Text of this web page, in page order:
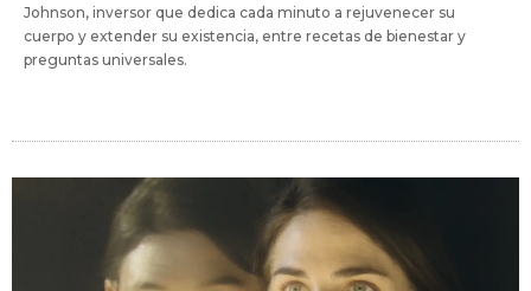
Johnson, inversor que dedica cada minuto a rejuvenecer su
cuerpo y extender su existencia, entre recetas de bienestar y
preguntas universales.